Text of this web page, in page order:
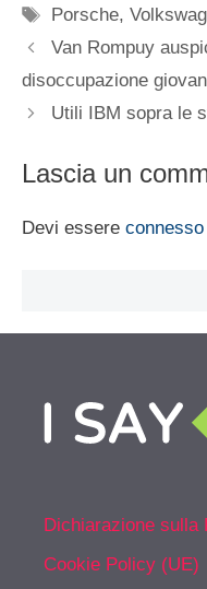
Tag
Porsche,
Van Rompuy
disoccupazione
Utili IBM sopra le
Lascia un
Devi essere connesso
Dichiarazione sulla
Cookie Policy (UE)